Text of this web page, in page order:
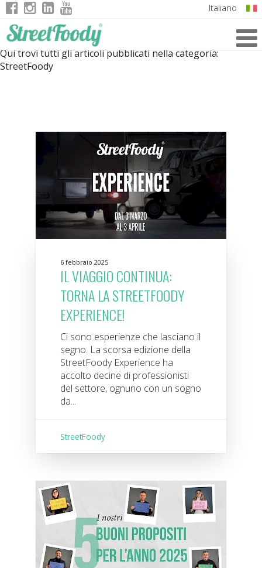
Italiano
German
Qui trovi tutti gli articoli pubblicati nella categoria:
StreetFoody
6 febbraio 2025
IL VIAGGIO CONTINUA:
TORNA LA STREETFOODY
EXPERIENCE!
Ci sono esperienze che lasciano il
segno. La scorsa edizione della
StreetFoody Experience ha
accolto decine di professionisti
del settore, ognuno con un sogno
da...
StreetFoody